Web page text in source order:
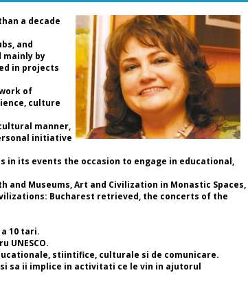
Ucraina, într-un dialog dedicat
culturii, cooperării și păcii.
Moderarea evenimentului a fost
realizată de Dr. Daniela Popescu,
Președinte de Onoare al ENAFCAU,
Vicepreședinte pentru Europa al
Federației Mondiale a Asociațiilor și
Cluburilor pentru UNESCO (WFUCA),
Președinte al Alumnus Club pentru
UNESCO și Secretar General al
Federației Române a Asociațiilor și
Cluburilor pentru UNESCO.
În mesajul de deschidere, Dr.
că acest proiect reprezintă mai
mult decât o expoziție de artă –
dialogului intercultural și al
construirii păcii. Totodată, a
a decade
and
mainly by
in projects
of
culture
manner,
initiative
in its events the occasion to engage in educational,
and Museums, Art and Civilization in Monastic Spaces,
Bucharest retrieved, the concerts of the
10 tari.
UNESCO.
stiintifice, culturale si de comunicare.
sa ii implice in activitati ce le vin in ajutorul